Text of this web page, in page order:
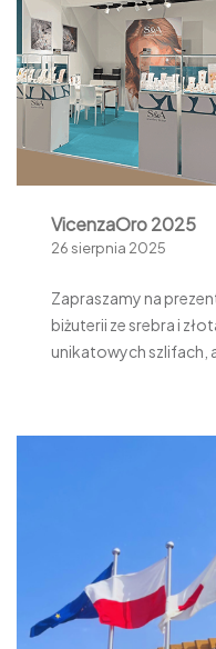
VicenzaOro 2025
26 sierpnia 2025
Zapraszamy na
biżuterii ze srebra i
unikatowych szlifach,